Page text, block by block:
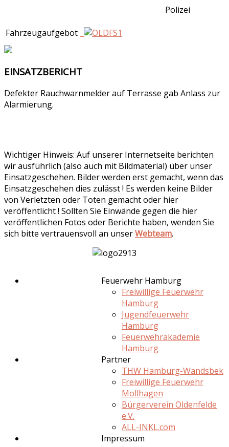
Polizei
Fahrzeugaufgebot
EINSATZBERICHT
Defekter Rauchwarnmelder auf Terrasse gab Anlass zur
Alarmierung.
Wichtiger Hinweis: Auf unserer Internetseite berichten
wir ausführlich (also auch mit Bildmaterial) über unser
Einsatzgeschehen. Bilder werden erst gemacht, wenn das
Einsatzgeschehen dies zulässt ! Es werden keine Bilder
von Verletzten oder Toten gemacht oder hier
veröffentlicht ! Sollten Sie Einwände gegen die hier
veröffentlichen Fotos oder Berichte haben, wenden Sie
sich bitte vertrauensvoll an unserWebteam.
Feuerwehr Hamburg
Freiwillige Feuerwehr
Hamburg
Jugendfeuerwehr
Hamburg
Feuerwehrakademie
Hamburg
Partner
THW Hamburg-Wandsbek
Freiwillige Feuerwehr
Mollhagen
Bürgerverein Oldenfelde
e.V.
ALL-INKL.com
Impressum